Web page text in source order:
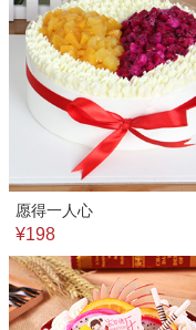
愿得一人心
¥198